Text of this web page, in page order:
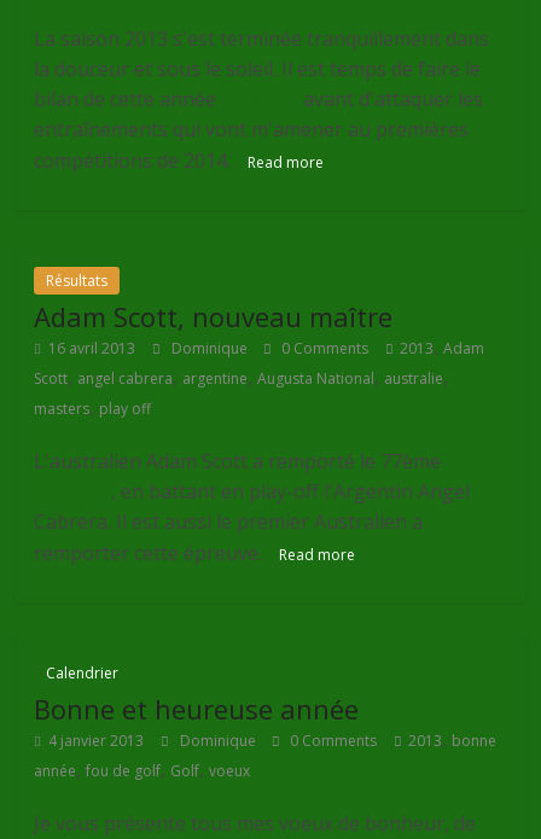
La saison 2013 s'est terminée tranquillement dans
la douceur et sous le soleil. Il est temps de faire le
bilan de cette année
avant d'attaquer les
entraînements qui vont m'amener au premières
compétitions de 2014.
Read more
Résultats
Adam Scott, nouveau maître
16 avril 2013 Dominique 0 Comments 2013,Adam
Scott, angel cabrera, argentine,Augusta National, australie,
masters, play off
L'australien Adam Scott a remporté le 77ème
, en battant en play-off l'Argentin Angel
Cabrera. Il est aussi le premier Australien a
remporter cette épreuve.
Read more
Calendrier
Bonne et heureuse année
4 janvier 2013 Dominique 0 Comments 2013, bonne
année,fou de golf, Golf,voeux
Je vous présente tous mes voeux de bonheur, de